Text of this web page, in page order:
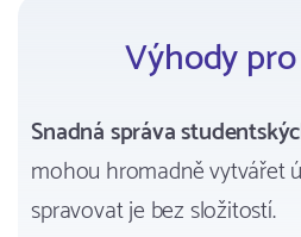
Výhody
Snadná správa
mohou hromadně vytvářet
spravovat je bez složitostí.